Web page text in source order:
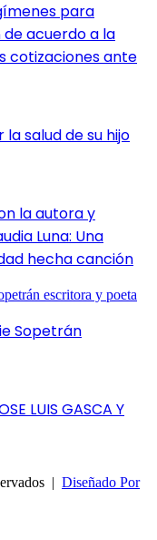
para
acuerdo a la
cotizaciones ante
la salud de su hijo
la autora y
Luna: Una
hecha canción
Sopetrán
LUIS GASCA Y
| Diseñado Por